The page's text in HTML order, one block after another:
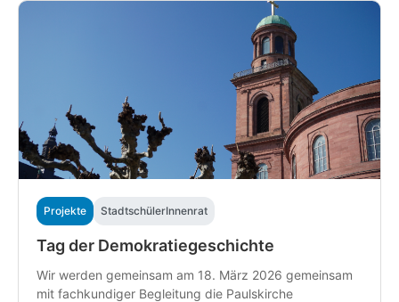
Projekte StadtschülerInnenrat
Tag der Demokratiegeschichte
Wir werden gemeinsam am 18. März 2026 gemeinsam
mit fachkundiger Begleitung die Paulskirche